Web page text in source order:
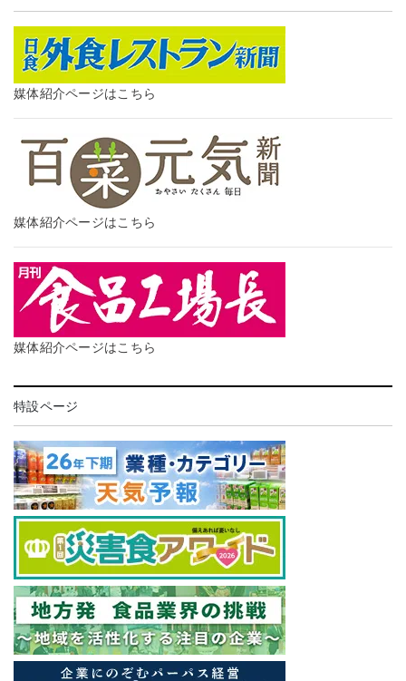
媒体紹介ページはこちら
媒体紹介ページはこちら
媒体紹介ページはこちら
特設ページ